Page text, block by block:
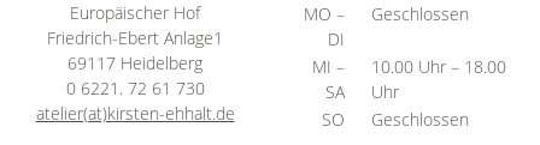
Europäischer Hof
Friedrich-Ebert Anlage1
69117 Heidelberg
0 6221. 72 61 730
atelier(at)kirsten-ehhalt.de
MO –
DI
Geschlossen
MI –
SA
10.00 Uhr – 18.00
Uhr
SO
Geschlossen